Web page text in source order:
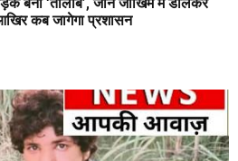
कब जागेगा प्रशासन